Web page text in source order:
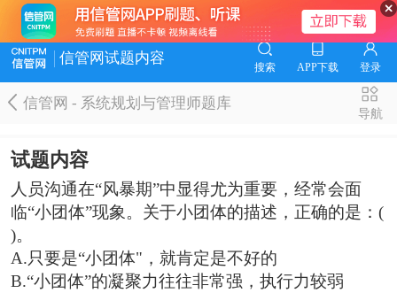
信管网试题内容
搜索 APP下载 登录
信管网 - 系统规划与管理师题库
导航
试题内容
人员沟通在“风暴期”中显得尤为重要，经常会面
临“小团体”现象。关于小团体的描述，正确的是：(
)。
A.只要是“小团体"，就肯定是不好的
B.“小团体”的凝聚力往往非常强，执行力较弱